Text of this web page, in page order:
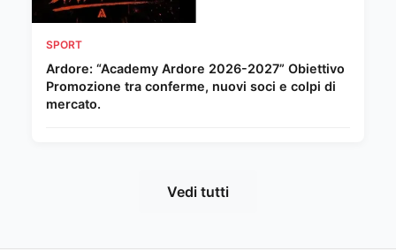
SPORT
Ardore: “Academy Ardore 2026-2027” Obiettivo
Promozione tra conferme, nuovi soci e colpi di
mercato.
Vedi tutti